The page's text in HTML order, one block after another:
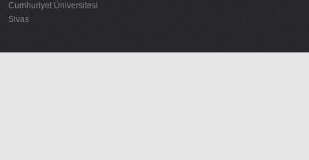
Cumhuriyet Üniversitesi
Sivas